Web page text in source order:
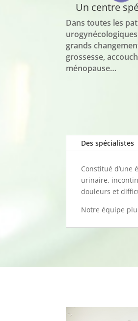
Un centre
Dans toutes les
grands
grossesse,
ménopause…
Des spécialistes
Constitué
urinaire,
douleurs et
Notre équipe